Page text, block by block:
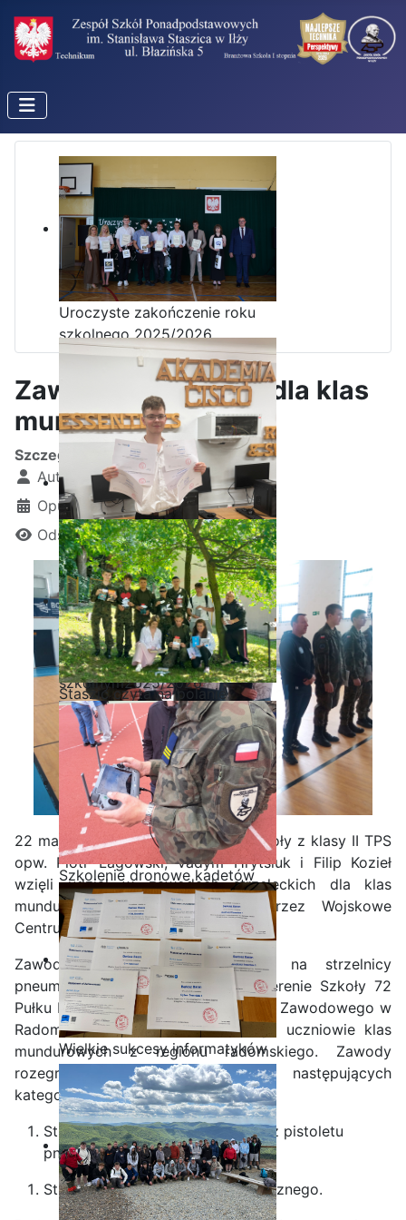
Uroczyste zakończenie roku
szkolnego 2025/2026
Ostatnia garść certyfikatów
Akademii CISCO w roku
szkolnym2025/2026
Staszic czyta na polanie
Szkolenie dronowe kadetów
OPW w Staszicu
Wielkie sukcesy informatyków
ze Staszica w Akademii
CISCO!
Zawody strzeleckie dla klas
mundurowych
Szczegóły
Autor:
Kamil Krosta
Opublikowano: 23 maj 2025
Odsłon: 1126
22 maja 2025r uczniowie naszej Szkoły z klasy II TPS
opw. Piotr Łagowski, Vadym Hrytsiuk i Filip Kozieł
wzięli udział w zawodach strzeleckich dla klas
mundurowych zorganizowanych przez Wojskowe
Centrum Rekrutacji w Radomiu.
Zawody zostały przeprowadzone na strzelnicy
pneumatycznej znajdującej się na terenie Szkoły 72
Pułku Piechoty Zakładu Doskonalenia Zawodowego w
Radomiu. W zawodach uczestniczyli uczniowie klas
mundurowych z regionu radomskiego. Zawody
rozegrane zostały drużynowo w następujących
kategoriach:
Strzelanie na celność i skupienie z pistoletu
pneumatycznego
Strzelanie z karabinka pneumatycznego.